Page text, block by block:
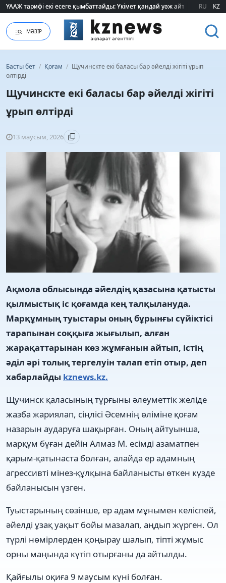
ҮААЖ тарифі екі есеге қымбаттайды: Үкімет қандай уәж айтады?
ҮААЖ тарифі екі есеге қымбаттайды: Үкімет қандай уәж айтады? RU KZ
МӘЗІР
Басты бет / Қоғам / Щучинскте екі баласы бар әйелді жігіті ұрып
өлтірді
Щучинскте екі баласы бар әйелді жігіті
ұрып өлтірді
13 маусым, 2026
Ақмола облысында әйелдің қазасына қатысты
қылмыстық іс қоғамда кең талқылануда.
Марқұмның туыстары оның бұрынғы сүйіктісі
тарапынан соққыға жығылып, алған
жарақаттарынан көз жұмғанын айтып, істің
әділ әрі толық тергелуін талап етіп отыр, деп
хабарлайды kznews.kz.
Щучинск қаласының тұрғыны әлеуметтік желіде
жазба жариялап, сіңлісі Әсемнің өліміне қоғам
назарын аударуға шақырған. Оның айтуынша,
марқұм бұған дейін Алмаз М. есімді азаматпен
қарым-қатынаста болған, алайда ер адамның
агрессивті мінез-құлқына байланысты өткен күзде
байланысын үзген.
Туыстарының сөзінше, ер адам мұнымен келіспей,
әйелді ұзақ уақыт бойы мазалап, аңдып жүрген. Ол
түрлі нөмірлерден қоңырау шалып, тіпті жұмыс
орны маңында күтіп отырғаны да айтылды.
Қайғылы оқиға 9 маусым күні болған.